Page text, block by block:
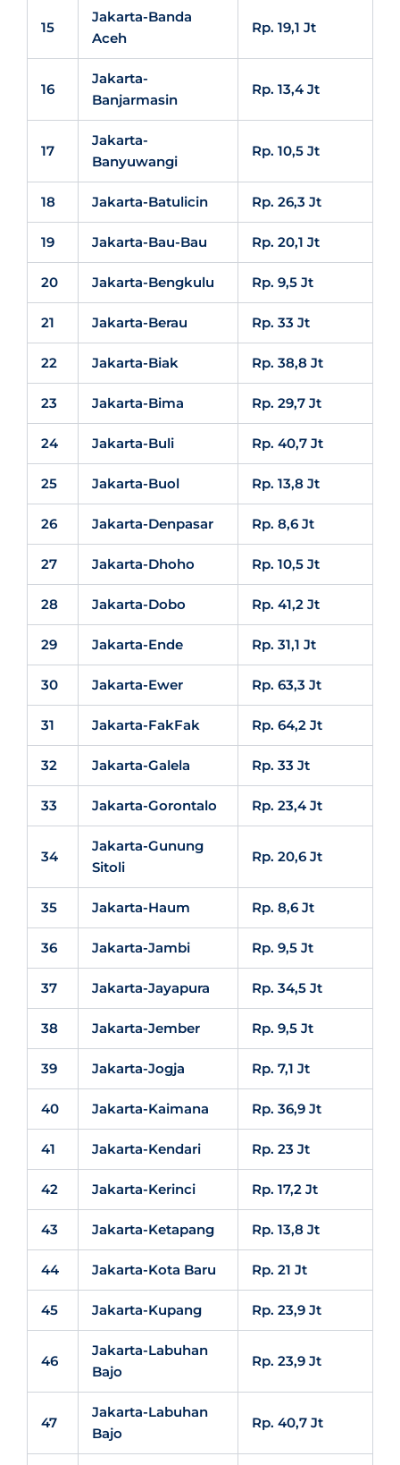
15
Jakarta-Banda
Aceh
Rp. 19,1 Jt
16
Jakarta-
Banjarmasin
Rp. 13,4 Jt
17
Jakarta-
Banyuwangi
Rp. 10,5 Jt
18 Jakarta-Batulicin Rp. 26,3 Jt
19 Jakarta-Bau-Bau Rp. 20,1 Jt
20 Jakarta-Bengkulu Rp. 9,5 Jt
21 Jakarta-Berau Rp. 33 Jt
22 Jakarta-Biak Rp. 38,8 Jt
23 Jakarta-Bima Rp. 29,7 Jt
24 Jakarta-Buli Rp. 40,7 Jt
25 Jakarta-Buol Rp. 13,8 Jt
26 Jakarta-Denpasar Rp. 8,6 Jt
27 Jakarta-Dhoho Rp. 10,5 Jt
28 Jakarta-Dobo Rp. 41,2 Jt
29 Jakarta-Ende Rp. 31,1 Jt
30 Jakarta-Ewer Rp. 63,3 Jt
31 Jakarta-FakFak Rp. 64,2 Jt
32 Jakarta-Galela Rp. 33 Jt
33 Jakarta-Gorontalo Rp. 23,4 Jt
34
Jakarta-Gunung
Sitoli
Rp. 20,6 Jt
35 Jakarta-Haum Rp. 8,6 Jt
36 Jakarta-Jambi Rp. 9,5 Jt
37 Jakarta-Jayapura Rp. 34,5 Jt
38 Jakarta-Jember Rp. 9,5 Jt
39 Jakarta-Jogja Rp. 7,1 Jt
40 Jakarta-Kaimana Rp. 36,9 Jt
41 Jakarta-Kendari Rp. 23 Jt
42 Jakarta-Kerinci Rp. 17,2 Jt
43 Jakarta-Ketapang Rp. 13,8 Jt
44 Jakarta-Kota Baru Rp. 21 Jt
45 Jakarta-Kupang Rp. 23,9 Jt
46
Jakarta-Labuhan
Bajo
Rp. 23,9 Jt
47
Jakarta-Labuhan
Bajo
Rp. 40,7 Jt